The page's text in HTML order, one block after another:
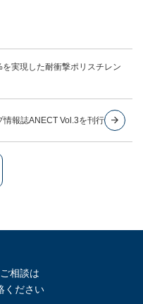
実現した耐衝撃ポリスチレン
情報誌ANECT Vol.3を刊行
相談は
ください